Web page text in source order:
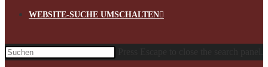
WEBSITE-SUCHE UMSCHALTEN